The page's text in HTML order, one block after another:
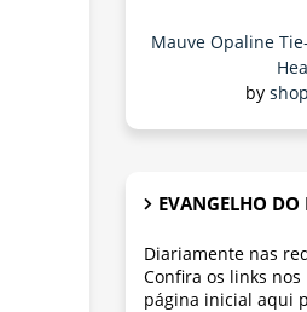
Mauve Opaline
by
EVANGELHO DO
Diariamente nas
Confira os links
página inicial aqui